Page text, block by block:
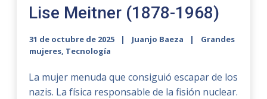
Lise Meitner (1878-1968)
31 de octubre de 2025 Juanjo Baeza
Grandes
mujeres, Tecnología
La mujer menuda que consiguió escapar de los
nazis. La física responsable de la fisión nuclear.